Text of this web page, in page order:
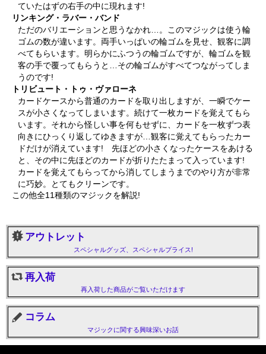
ていたはずの右手の中に現れます!
リンキング・ラバー・バンド
ただのバリエーションと思うなかれ…。このマジックは使う輪
ゴムの数が違います。両手いっぱいの輪ゴムを見せ、観客に調
べてもらいます。明らかにふつうの輪ゴムですが、輪ゴムを観
客の手で覆ってもらうと…その輪ゴムがすべてつながってしま
うのです!
トリビュート・トゥ・ヴァローネ
カードケースから普通のカードを取り出しますが、一瞬でケー
スが小さくなってしまいます。続けて一枚カードを覚えてもら
います。それから怪しい事を何もせずに、カードを一枚ずつ表
向きにひっくり返してゆきますが…観客に覚えてもらったカー
ドだけが消えています! 先ほどの小さくなったケースをあける
と、その中に先ほどのカードが折りたたまって入っています!
カードを覚えてもらってから消してしまうまでのやり方が非常
に巧妙。とてもクリーンです。
この他全11種類のマジックを解説!
アウトレット
スペシャルグッズ、スペシャルプライス!
再入荷
再入荷した商品がご覧いただけます
コラム
マジックに関する興味深いお話